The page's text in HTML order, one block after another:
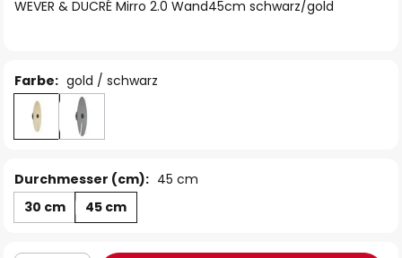
WEVER & DUCRÉ Mirro 2.0 Wand45cm schwarz/gold
Farbe: gold / schwarz
Durchmesser (cm): 45 cm
30 cm
45 cm